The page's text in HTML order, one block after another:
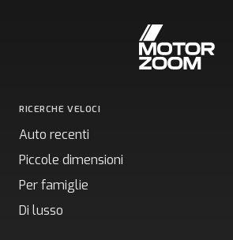
RICERCHE VELOCI
Auto recenti
Piccole dimensioni
Per famiglie
Di lusso